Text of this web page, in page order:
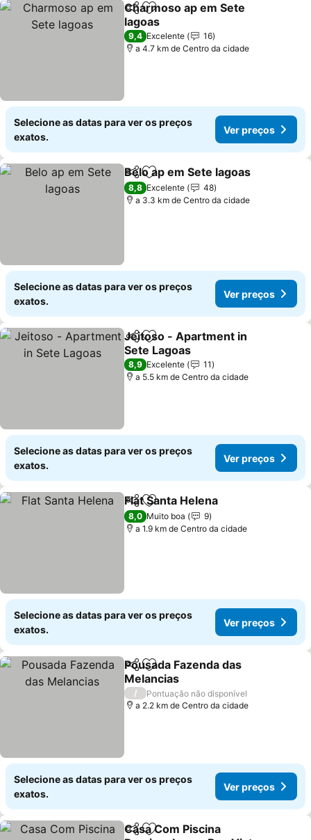
PartilharAdicionar aos favoritos
Charmoso ap em Sete
lagoas
9,4 Excelente
16
a 4.7 km de Centro da cidade
Selecione as datas para ver os preços
exatos.
Ver preços
PartilharAdicionar aos favoritos
Belo ap em Sete lagoas
8,8 Excelente
48
a 3.3 km de Centro da cidade
Selecione as datas para ver os preços
exatos.
Ver preços
PartilharAdicionar aos favoritos
Jeitoso - Apartment in
Sete Lagoas
8,9 Excelente
11
a 5.5 km de Centro da cidade
Selecione as datas para ver os preços
exatos.
Ver preços
PartilharAdicionar aos favoritos
Flat Santa Helena
8,0 Muito boa
9
a 1.9 km de Centro da cidade
Selecione as datas para ver os preços
exatos.
Ver preços
PartilharAdicionar aos favoritos
Pousada Fazenda das
Melancias
/
Pontuação não disponível
a 2.2 km de Centro da cidade
Selecione as datas para ver os preços
exatos.
Ver preços
PartilharAdicionar aos favoritos
Casa Com Piscina